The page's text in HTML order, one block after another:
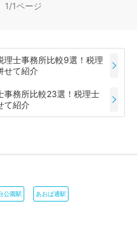
1/1ページ
理士事務所比較9選！税理
せて紹介
事務所比較23選！税理士
て紹介
公園駅 あおば通駅